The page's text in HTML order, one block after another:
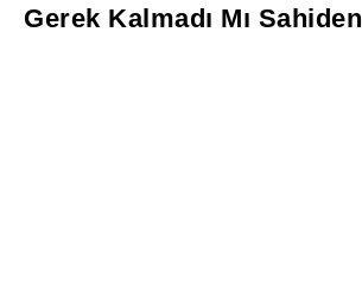
Gerek Kalmadı Mı Sahiden